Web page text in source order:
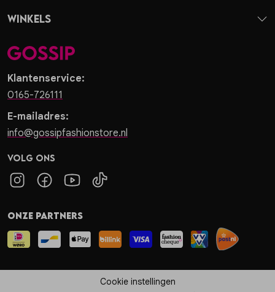
Klantenservice:
0165-726111
E-mailadres:
info@gossipfashionstore.nl
Volg ons
Winkels
Onze partners
Cookie instellingen